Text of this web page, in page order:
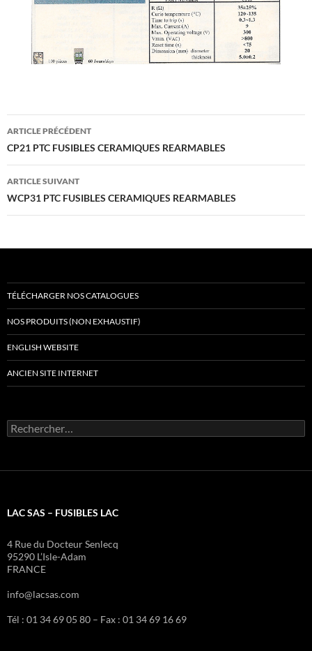
Navigation
des
articles
ARTICLE PRÉCÉDENT
CP21 PTC FUSIBLES CERAMIQUES REARMABLES
ARTICLE SUIVANT
WCP31 PTC FUSIBLES CERAMIQUES REARMABLES
TÉLÉCHARGER NOS CATALOGUES
NOS PRODUITS (NON EXHAUSTIF)
ENGLISH WEBSITE
ANCIEN SITE INTERNET
Rechercher :
LAC SAS – FUSIBLES LAC
4 Rue du Docteur Senlecq
95290 L’Isle-Adam
FRANCE
info@lacsas.com
Tél : 01 34 69 05 80 – Fax : 01 34 69 16 69